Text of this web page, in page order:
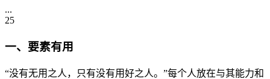
...
25
一、要素有用
“没有无用之人，只有没有用好之人。”每个人放在与其能力和